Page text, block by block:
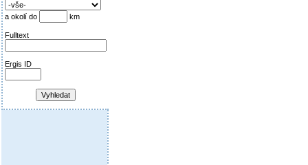
a okolí do km
Fulltext
Ergis ID